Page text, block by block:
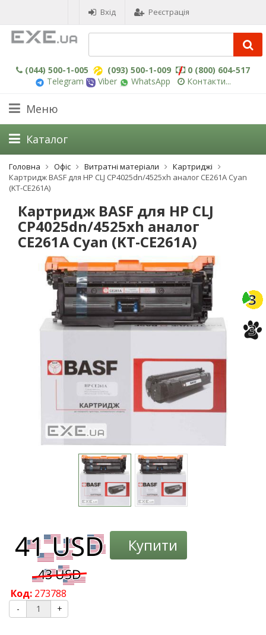
Вхід Реєстрація
(044) 500-1-005 (093) 500-1-009
0 (800) 604-517
Telegram
Viber WhatsApp Контакти...
Меню
Головна Офіс Витратні матеріали
Картриджі
Картридж BASF для HP CLJ CP4025dn/4525xh аналог CE261A Cyan
(KT-CE261A)
Картридж BASF для HP CLJ
CP4025dn/4525xh аналог
CE261A Cyan (KT-CE261A)
3
3
Купити
Код: 273788
- +
Каталог